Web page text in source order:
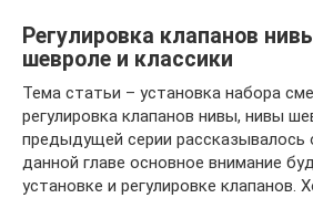
Регулировка клапанов
шевроле и классики
Тема статьи – установка набора
регулировка клапанов нивы, нивы
предыдущей серии рассказывалось
данной главе основное внимание
установке и регулировке клапанов.